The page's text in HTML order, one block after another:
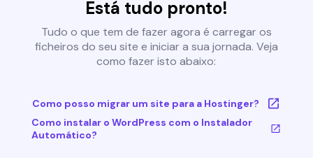
Está tudo pronto!
Tudo o que tem de fazer agora é carregar os
ficheiros do seu site e iniciar a sua jornada. Veja
como fazer isto abaixo:
Como posso migrar um site para a Hostinger?
Como instalar o WordPress com o Instalador
Automático?